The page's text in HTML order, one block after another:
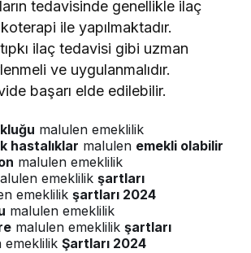
tedavisinde genellikle ilaç
ile yapılmaktadır.
ilaç tedavisi gibi uzman
ve uygulanmalıdır.
başarı elde edilebilir.
malulen emeklilik
hastalıklar malulen emekli olabilir
malulen emeklilik
emeklilik şartları
emeklilik şartları 2024
malulen emeklilik
malulen emeklilik şartları
emeklilik Şartları 2024